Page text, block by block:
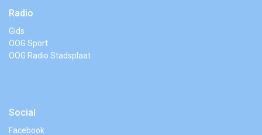
Radio
Gids
OOG Sport
OOG Radio Stadsplaat
Social
Facebook